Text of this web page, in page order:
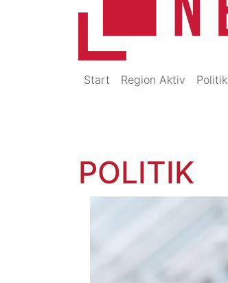
Start Region Aktiv Politik
POLITIK